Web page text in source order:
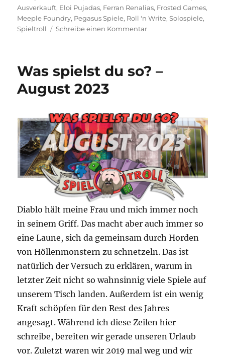
am
Ausverkauft, Eloi Pujadas, Ferran Renalias, Frosted Games,
Meeple Foundry, Pegasus Spiele, Roll 'n Write,Solospiele,
Spieltroll
Schreibe einen Kommentarzu
Platz
Was spielst du so? –
August 2023
Diablo hält meine Frau und mich immer noch
in seinem Griff. Das macht aber auch immer so
eine Laune, sich da gemeinsam durch Horden
von Höllenmonstern zu schnetzeln. Das ist
natürlich der Versuch zu erklären, warum in
letzter Zeit nicht so wahnsinnig viele Spiele auf
unserem Tisch landen. Außerdem ist ein wenig
Kraft schöpfen für den Rest des Jahres
angesagt. Während ich diese Zeilen hier
schreibe, bereiten wir gerade unseren Urlaub
vor. Zuletzt waren wir 2019 mal weg und wir